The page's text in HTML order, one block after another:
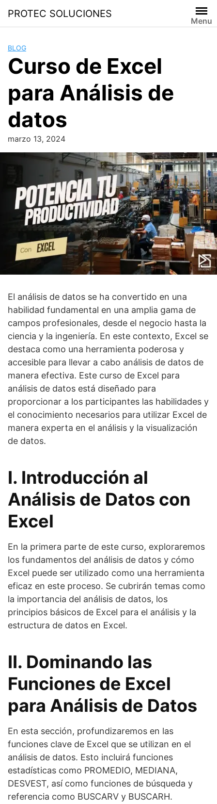
PROTEC SOLUCIONES
Menu
BLOG
Curso de Excel
para Análisis de
datos
marzo 13, 2024
El análisis de datos se ha convertido en una
habilidad fundamental en una amplia gama de
campos profesionales, desde el negocio hasta la
ciencia y la ingeniería. En este contexto, Excel se
destaca como una herramienta poderosa y
accesible para llevar a cabo análisis de datos de
manera efectiva. Este curso de Excel para
análisis de datos está diseñado para
proporcionar a los participantes las habilidades y
el conocimiento necesarios para utilizar Excel de
manera experta en el análisis y la visualización
de datos.
I. Introducción al
Análisis de Datos con
Excel
En la primera parte de este curso, exploraremos
los fundamentos del análisis de datos y cómo
Excel puede ser utilizado como una herramienta
eficaz en este proceso. Se cubrirán temas como
la importancia del análisis de datos, los
principios básicos de Excel para el análisis y la
estructura de datos en Excel.
II. Dominando las
Funciones de Excel
para Análisis de Datos
En esta sección, profundizaremos en las
funciones clave de Excel que se utilizan en el
análisis de datos. Esto incluirá funciones
estadísticas como PROMEDIO, MEDIANA,
DESVEST, así como funciones de búsqueda y
referencia como BUSCARV y BUSCARH.